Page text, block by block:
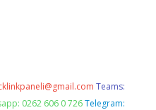
Teams:
0262 606 0 726 Telegram: